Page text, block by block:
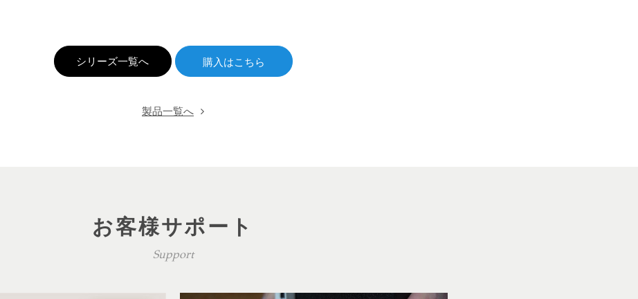
シリーズ一覧へ
製品一覧へ
お客様サポート
Support